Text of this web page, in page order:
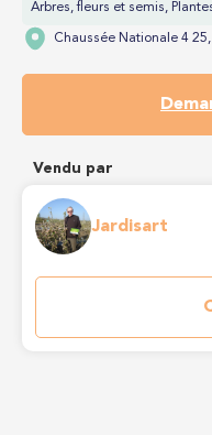
Arbres, fleurs et semis,
Chaussée Nationale 4
Vendu par
Jardisart